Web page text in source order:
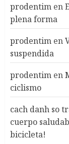
prodentim en
plena forma
prodentim en
suspendida
prodentim en
ciclismo
cach danh so
cuerpo
bicicleta!